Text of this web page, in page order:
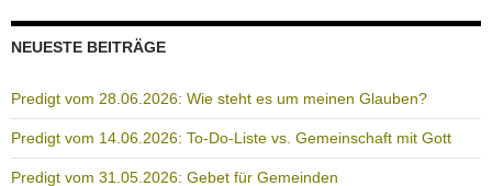
NEUESTE BEITRÄGE
Predigt vom 28.06.2026: Wie steht es um meinen Glauben?
Predigt vom 14.06.2026: To-Do-Liste vs. Gemeinschaft mit Gott
Predigt vom 31.05.2026: Gebet für Gemeinden